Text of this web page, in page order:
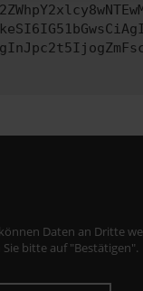
Daten an Dritte
Sie bitte auf "Bestätigen".